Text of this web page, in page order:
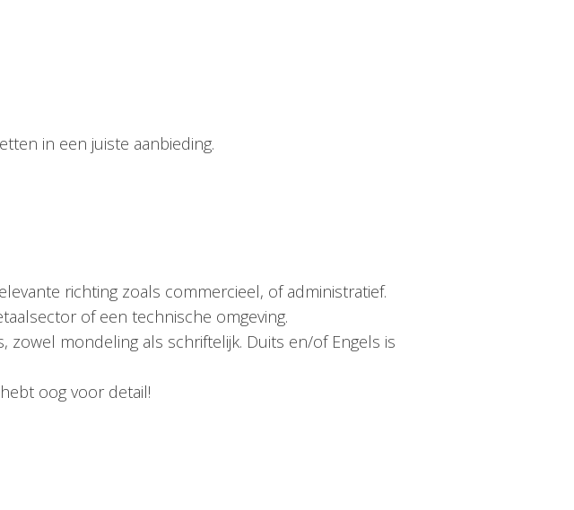
in een juiste aanbieding.
richting zoals commercieel, of administratief.
of een technische omgeving.
mondeling als schriftelijk. Duits en/of Engels is
oog voor detail!